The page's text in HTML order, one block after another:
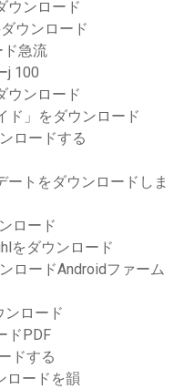
ウンロード
ウンロード
ド急流
j 100
ウンロード
ド」をダウンロード
ロードする
トをダウンロードしま
ロード
をダウンロード
ロードAndroidファーム
ンロード
ドPDF
ドする
ロードを韻